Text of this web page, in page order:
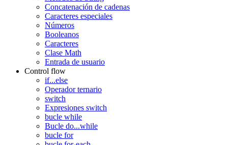
Concatenación de cadenas
Caracteres especiales
Números
Booleanos
Caracteres
Clase Math
Entrada de usuario
Control flow
if...else
Operador ternario
switch
Expresiones switch
bucle while
Bucle do...while
bucle for